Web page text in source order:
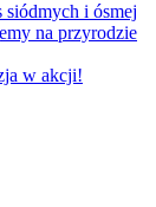
siódmych i ósmej
na przyrodzie
w akcji!